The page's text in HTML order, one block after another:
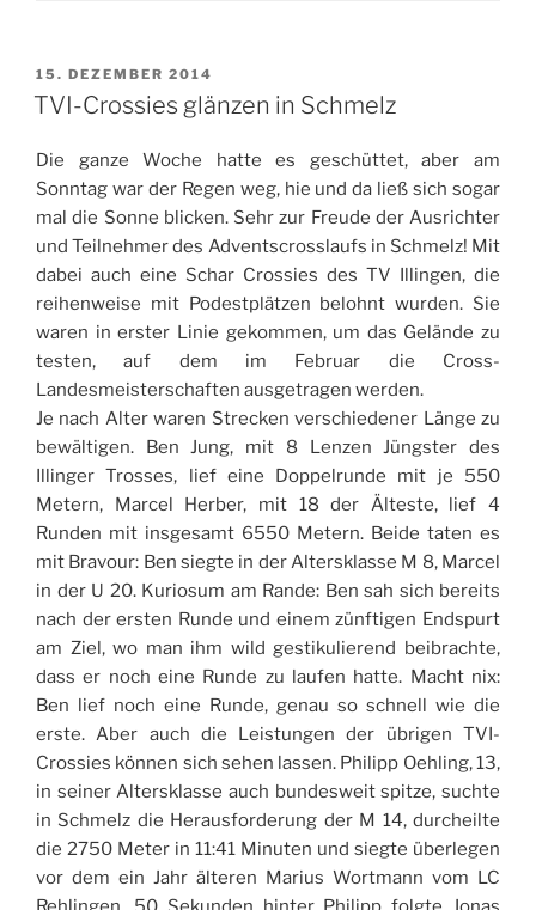
VERÖFFENTLICHT
AM
15. DEZEMBER 2014
TVI-Crossies glänzen in Schmelz
Die ganze Woche hatte es geschüttet, aber am
Sonntag war der Regen weg, hie und da ließ sich sogar
mal die Sonne blicken. Sehr zur Freude der Ausrichter
und Teilnehmer des Adventscrosslaufs in Schmelz! Mit
dabei auch eine Schar Crossies des TV Illingen, die
reihenweise mit Podestplätzen belohnt wurden. Sie
waren in erster Linie gekommen, um das Gelände zu
testen, auf dem im Februar die Cross-
Landesmeisterschaften ausgetragen werden.
Je nach Alter waren Strecken verschiedener Länge zu
bewältigen. Ben Jung, mit 8 Lenzen Jüngster des
Illinger Trosses, lief eine Doppelrunde mit je 550
Metern, Marcel Herber, mit 18 der Älteste, lief 4
Runden mit insgesamt 6550 Metern. Beide taten es
mit Bravour: Ben siegte in der Altersklasse M 8, Marcel
in der U 20. Kuriosum am Rande: Ben sah sich bereits
nach der ersten Runde und einem zünftigen Endspurt
am Ziel, wo man ihm wild gestikulierend beibrachte,
dass er noch eine Runde zu laufen hatte. Macht nix:
Ben lief noch eine Runde, genau so schnell wie die
erste. Aber auch die Leistungen der übrigen TVI-
Crossies können sich sehen lassen. Philipp Oehling, 13,
in seiner Altersklasse auch bundesweit spitze, suchte
in Schmelz die Herausforderung der M 14, durcheilte
die 2750 Meter in 11:41 Minuten und siegte überlegen
vor dem ein Jahr älteren Marius Wortmann vom LC